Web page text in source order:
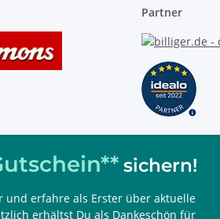
sichern!
erfahre als Erster über aktuelle
erhältst Du als Dankeschön für
Partner
nur im Onlineshop einlösbar und 60 Tage gültig.